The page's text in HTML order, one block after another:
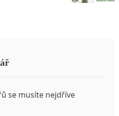
se musíte nejdříve